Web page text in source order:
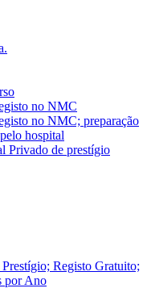
no NMC
no NMC; preparação
hospital
Privado de prestígio
Registo Gratuito;
por Ano